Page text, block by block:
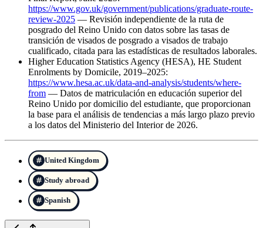
https://www.gov.uk/government/publications/graduate-route-
review-2025 — Revisión independiente de la ruta de
posgrado del Reino Unido con datos sobre las tasas de
transición de visados de posgrado a visados de trabajo
cualificado, citada para las estadísticas de resultados laborales.
Higher Education Statistics Agency (HESA), HE Student
Enrolments by Domicile, 2019–2025:
https://www.hesa.ac.uk/data-and-analysis/students/where-
from — Datos de matriculación en educación superior del
Reino Unido por domicilio del estudiante, que proporcionan
la base para el análisis de tendencias a más largo plazo previo
a los datos del Ministerio del Interior de 2026.
United Kingdom
Study abroad
Spanish